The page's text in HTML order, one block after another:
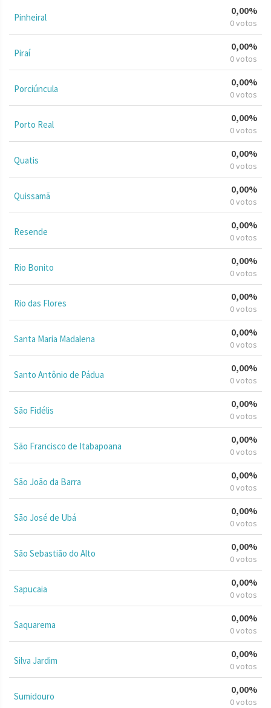
Pinheiral
0,00%
0 votos
Piraí
0,00%
0 votos
Porciúncula
0,00%
0 votos
Porto Real
0,00%
0 votos
Quatis
0,00%
0 votos
Quissamã
0,00%
0 votos
Resende
0,00%
0 votos
Rio Bonito
0,00%
0 votos
Rio das Flores
0,00%
0 votos
Santa Maria Madalena
0,00%
0 votos
Santo Antônio de Pádua
0,00%
0 votos
São Fidélis
0,00%
0 votos
São Francisco de Itabapoana
0,00%
0 votos
São João da Barra
0,00%
0 votos
São José de Ubá
0,00%
0 votos
São Sebastião do Alto
0,00%
0 votos
Sapucaia
0,00%
0 votos
Saquarema
0,00%
0 votos
Silva Jardim
0,00%
0 votos
Sumidouro
0,00%
0 votos